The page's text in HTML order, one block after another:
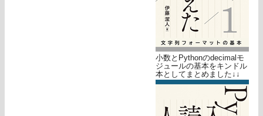
小数とPythonのdecimalモ
ジュールの基本をキンドル
本としてまとめました↓↓